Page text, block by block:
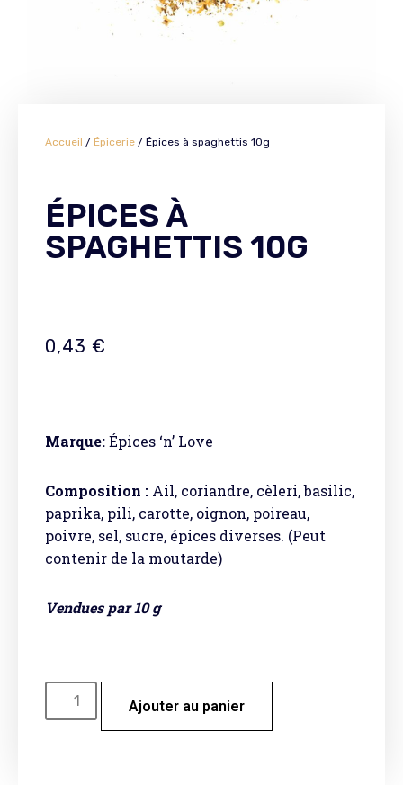
Accueil / Épicerie / Épices à spaghettis 10g
ÉPICES À
SPAGHETTIS 10G
0,43 €
Marque:Épices ‘n’ Love
Composition : Ail, coriandre, cèleri, basilic,
paprika, pili, carotte, oignon, poireau,
poivre, sel, sucre, épices diverses. (Peut
contenir de la moutarde)
Vendues par 10 g
Ajouter au panier